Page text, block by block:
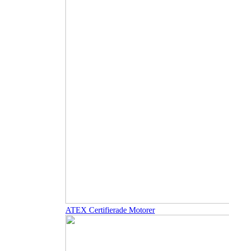
ATEX Certifierade Motorer